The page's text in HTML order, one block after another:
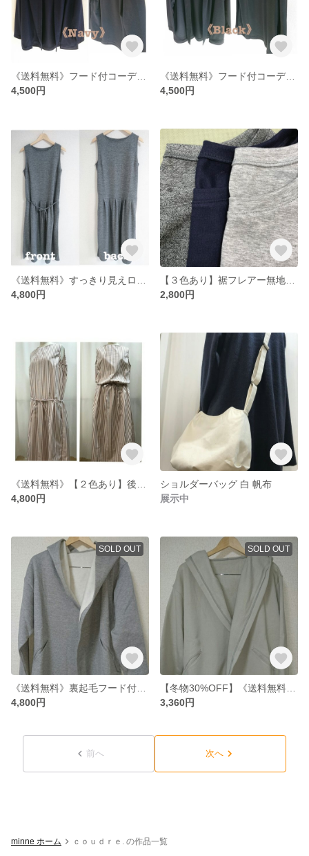
《送料無料》フード付コーディガン【ネイビー】ミディアム丈FREEsize
4,500円
《送料無料》フード付コーディガン【黒】ミディアム丈FREEsize
4,500円
4,800円
2,800円
4,800円
ショルダーバッグ 白 帆布
展示中
SOLD OUT
4,800円
SOLD OUT
3,360円
前へ 次へ
minne ホーム ｃｏｕｄｒｅ. の作品一覧